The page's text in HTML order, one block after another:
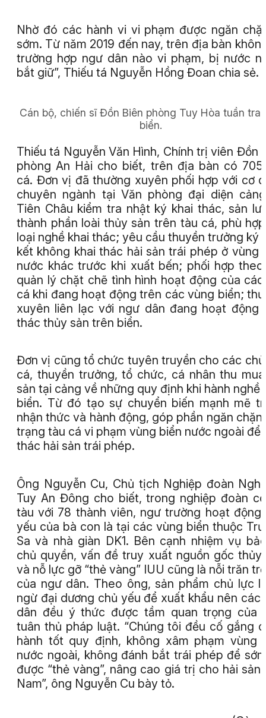
Nhờ đó các hành vi vi phạm được ngăn
sớm. Từ năm 2019 đến nay, trên địa bàn
trường hợp ngư dân nào vi phạm, bị nước
bắt giữ”, Thiếu tá Nguyễn Hồng Đoan chia sẻ.
Cán bộ, chiến sĩ Đồn Biên phòng Tuy Hòa tuần tra
biển.
Thiếu tá Nguyễn Văn Hình, Chính trị viên Đồn
phòng An Hải cho biết, trên địa bàn có
cá. Đơn vị đã thường xuyên phối hợp với cơ
chuyên ngành tại Văn phòng đại diện
Tiên Châu kiểm tra nhật ký khai thác, sản
thành phần loài thủy sản trên tàu cá, phù
loại nghề khai thác; yêu cầu thuyền trưởng ký
kết không khai thác hải sản trái phép ở vùng
nước khác trước khi xuất bến; phối hợp
quản lý chặt chẽ tình hình hoạt động của
cá khi đang hoạt động trên các vùng biển;
xuyên liên lạc với ngư dân đang hoạt động
thác thủy sản trên biển.
Đơn vị cũng tổ chức tuyên truyền cho các
cá, thuyền trưởng, tổ chức, cá nhân thu
sản tại cảng về những quy định khi hành nghề
biển. Từ đó tạo sự chuyển biến mạnh mẽ
nhận thức và hành động, góp phần ngăn chặn
trạng tàu cá vi phạm vùng biển nước ngoài để
thác hải sản trái phép.
Ông Nguyễn Cu, Chủ tịch Nghiệp đoàn
Tuy An Đông cho biết, trong nghiệp đoàn
tàu với 78 thành viên, ngư trường hoạt động
yếu của bà con là tại các vùng biển thuộc
Sa và nhà giàn DK1. Bên cạnh nhiệm vụ
chủ quyền, vấn đề truy xuất nguồn gốc thủy
và nỗ lực gỡ “thẻ vàng” IUU cũng là nỗi trăn
của ngư dân. Theo ông, sản phẩm chủ lực
ngừ đại dương chủ yếu để xuất khẩu nên các
dân đều ý thức được tầm quan trọng của
tuân thủ pháp luật. “Chúng tôi đều cố gắng
hành tốt quy định, không xâm phạm vùng
nước ngoài, không đánh bắt trái phép để
được “thẻ vàng”, nâng cao giá trị cho hải sản
Nam”, ông Nguyễn Cu bày tỏ.